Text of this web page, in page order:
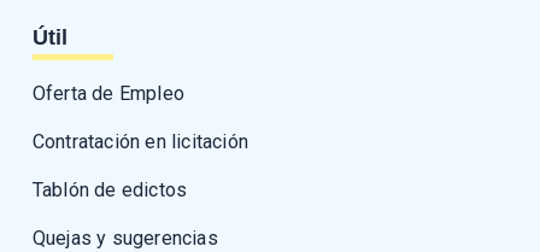
Útil
Oferta de Empleo
Contratación en licitación
Tablón de edictos
Quejas y sugerencias